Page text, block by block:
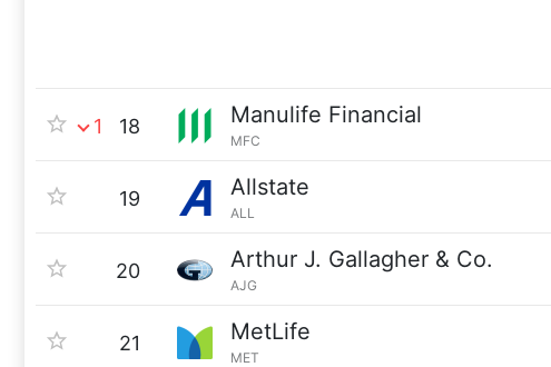
1 18 Manulife Financial
MFC
19 Allstate
ALL
20 Arthur J. Gallagher & Co.
AJG
21 MetLife
MET